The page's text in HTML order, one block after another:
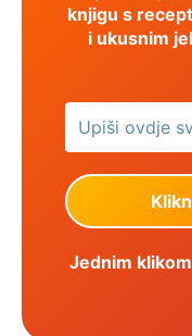
knjigu s
i ukusnim
Jednim